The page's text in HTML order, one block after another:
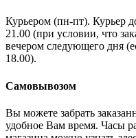
Курьером (пн-пт). Курьер
21.00 (при условии, что
вечером следующего дня
18.00).
Самовывозом
Вы можете забрать
удобное Вам время. Часы